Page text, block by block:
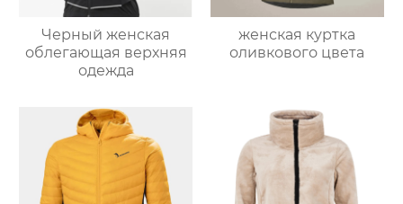
Черный женская
облегающая верхняя
одежда
женская куртка
оливкового цвета